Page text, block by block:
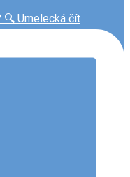
🔍 Umelecká čít